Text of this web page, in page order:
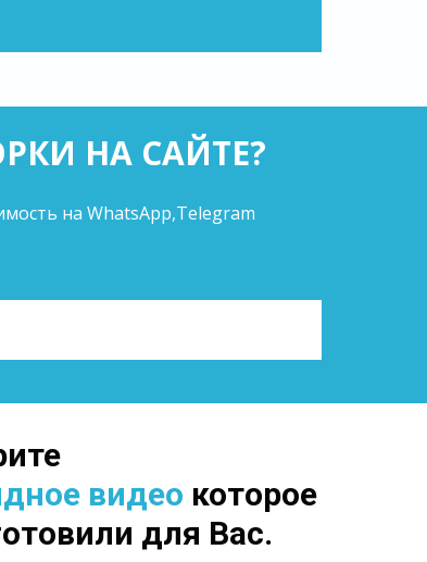
НА САЙТЕ?
на WhatsApp,Telegram
видео которое
для Вас.